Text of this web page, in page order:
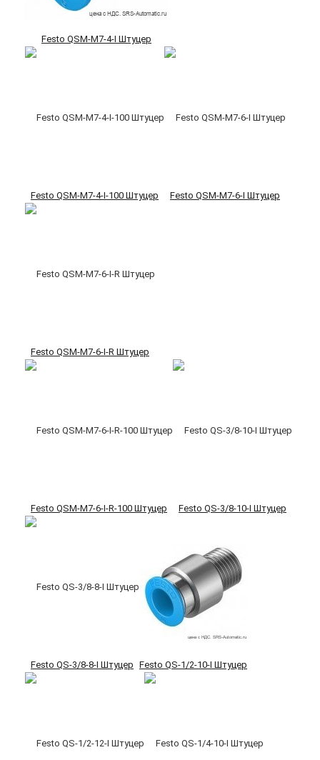
Festo QSM-M7-4-I Штуцер
Festo QSM-M7-4-I-100 Штуцер Festo QSM-M7-6-I Штуцер
Festo QSM-M7-6-I-R Штуцер
Festo QSM-M7-6-I-R-100 Штуцер Festo QS-3/8-10-I Штуцер
Festo QS-3/8-8-I Штуцер Festo QS-1/2-10-I Штуцер